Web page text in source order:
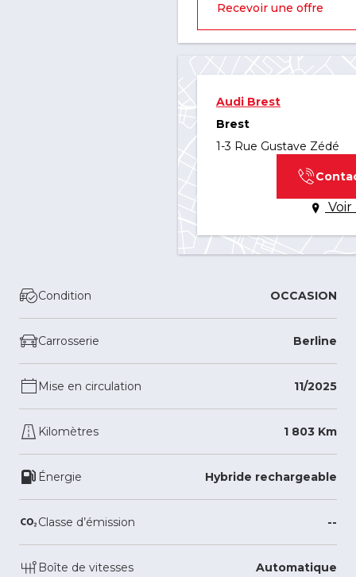
Recevoir une offre
Audi Brest
Brest
1-3 Rue Gustave Zédé
Voir
Condition OCCASION
Carrosserie Berline
Mise en circulation 11/2025
Kilomètres 1 803 Km
Énergie Hybride rechargeable
Classe d’émission --
Boîte de vitesses Automatique